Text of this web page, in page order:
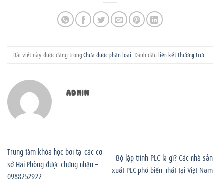
Bài viết này được đăng trong Chưa được phân loại . Đánh dấu liên kết thường trực
ADMIN
Trung tâm khóa học bơi tại các cơ
sở Hải Phòng được chứng nhận –
0988252922
Bộ lập trình PLC là gì? Các nhà sản
xuất PLC phổ biến nhất tại Việt Nam